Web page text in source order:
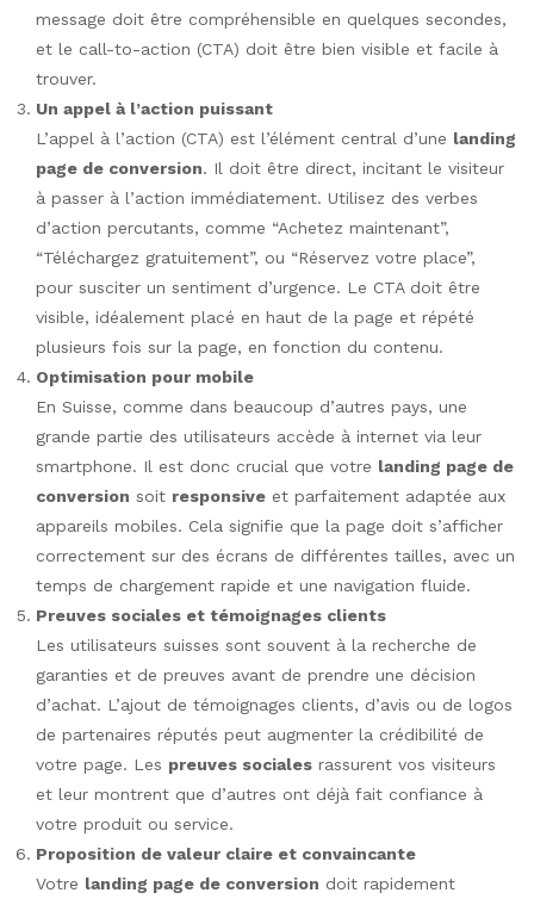
message doit être compréhensible en quelques secondes,
et le call-to-action (CTA) doit être bien visible et facile à
trouver.
Un appel à l’action puissant
L’appel à l’action (CTA) est l’élément central d’une landing
page de conversion. Il doit être direct, incitant le visiteur
à passer à l’action immédiatement. Utilisez des verbes
d’action percutants, comme “Achetez maintenant”,
“Téléchargez gratuitement”, ou “Réservez votre place”,
pour susciter un sentiment d’urgence. Le CTA doit être
visible, idéalement placé en haut de la page et répété
plusieurs fois sur la page, en fonction du contenu.
Optimisation pour mobile
En Suisse, comme dans beaucoup d’autres pays, une
grande partie des utilisateurs accède à internet via leur
smartphone. Il est donc crucial que votre landing page de
conversion soit responsive et parfaitement adaptée aux
appareils mobiles. Cela signifie que la page doit s’afficher
correctement sur des écrans de différentes tailles, avec un
temps de chargement rapide et une navigation fluide.
Preuves sociales et témoignages clients
Les utilisateurs suisses sont souvent à la recherche de
garanties et de preuves avant de prendre une décision
d’achat. L’ajout de témoignages clients, d’avis ou de logos
de partenaires réputés peut augmenter la crédibilité de
votre page. Les preuves sociales rassurent vos visiteurs
et leur montrent que d’autres ont déjà fait confiance à
votre produit ou service.
Proposition de valeur claire et convaincante
Votre landing page de conversion doit rapidement